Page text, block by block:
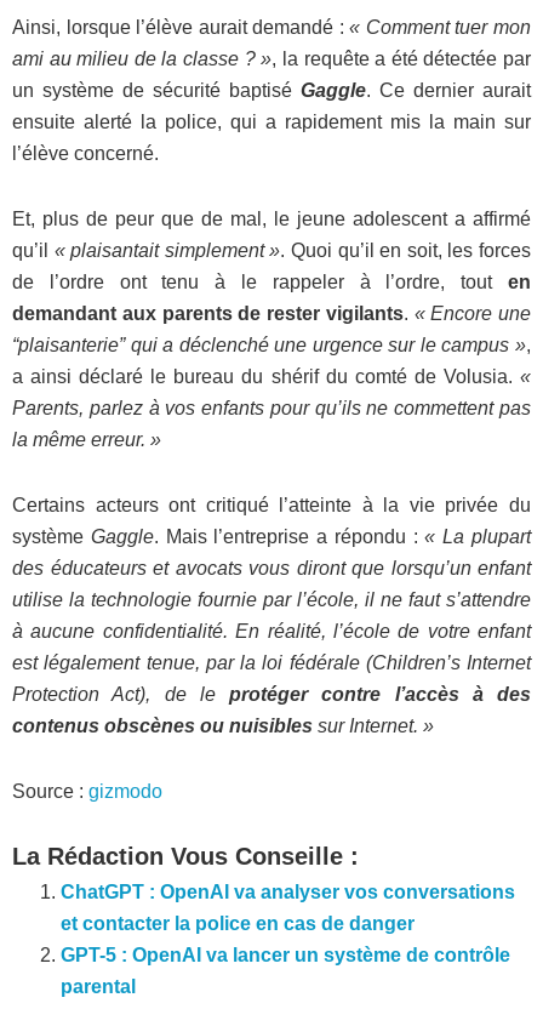
Ainsi, lorsque l’élève aurait demandé :« Comment tuer mon
ami au milieu de la classe ? », la requête a été détectée par
un système de sécurité baptisé Gaggle. Ce dernier aurait
ensuite alerté la police, qui a rapidement mis la main sur
l’élève concerné.
Et, plus de peur que de mal, le jeune adolescent a affirmé
qu’il « plaisantait simplement ». Quoi qu’il en soit, les forces
de l’ordre ont tenu à le rappeler à l’ordre, touten
demandant aux parents de rester vigilants. « Encore une
“plaisanterie” qui a déclenché une urgence sur le campus »,
a ainsi déclaré le bureau du shérif du comté de Volusia. «
Parents, parlez à vos enfants pour qu’ils ne commettent pas
la même erreur. »
Certains acteurs ont critiqué l’atteinte à la vie privée du
système Gaggle. Mais l’entreprise a répondu :« La plupart
des éducateurs et avocats vous diront que lorsqu’un enfant
utilise la technologie fournie par l’école, il ne faut s’attendre
à aucune confidentialité. En réalité, l’école de votre enfant
est légalement tenue, par la loi fédérale (Children’s Internet
Protection Act), de leprotéger contre l’accès à des
contenus obscènes ou nuisibles sur Internet. »
Source : gizmodo
La Rédaction Vous Conseille :
ChatGPT : OpenAI va analyser vos conversations
et contacter la police en cas de danger
GPT-5 : OpenAI va lancer un système de contrôle
parental